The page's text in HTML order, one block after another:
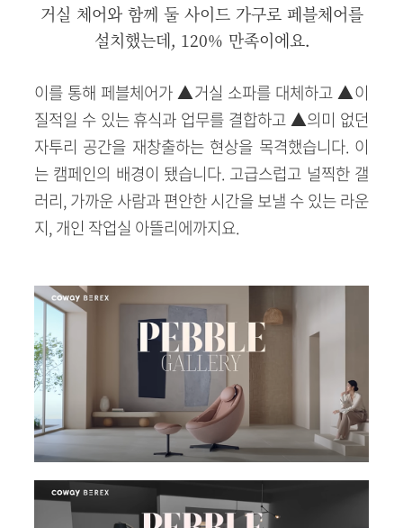
거실 체어와 함께 둘 사이드 가구로 페블체어를
설치했는데, 120% 만족이에요.
이를 통해 페블체어가 ▲거실 소파를 대체하고 ▲이
질적일 수 있는 휴식과 업무를 결합하고 ▲의미 없던
자투리 공간을 재창출하는 현상을 목격했습니다. 이
는 캠페인의 배경이 됐습니다. 고급스럽고 널찍한 갤
러리, 가까운 사람과 편안한 시간을 보낼 수 있는 라운
지, 개인 작업실 아뜰리에까지요.